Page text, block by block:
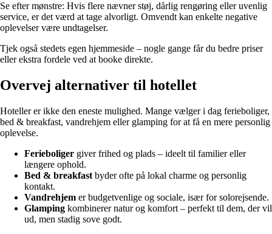
Se efter mønstre: Hvis flere nævner støj, dårlig rengøring eller uvenlig
service, er det værd at tage alvorligt. Omvendt kan enkelte negative
oplevelser være undtagelser.
Tjek også stedets egen hjemmeside – nogle gange får du bedre priser
eller ekstra fordele ved at booke direkte.
Overvej alternativer til hotellet
Hoteller er ikke den eneste mulighed. Mange vælger i dag ferieboliger,
bed & breakfast, vandrehjem eller glamping for at få en mere personlig
oplevelse.
Ferieboliger giver frihed og plads – ideelt til familier eller
længere ophold.
Bed & breakfast byder ofte på lokal charme og personlig
kontakt.
Vandrehjem er budgetvenlige og sociale, især for solorejsende.
Glamping kombinerer natur og komfort – perfekt til dem, der vil
ud, men stadig sove godt.